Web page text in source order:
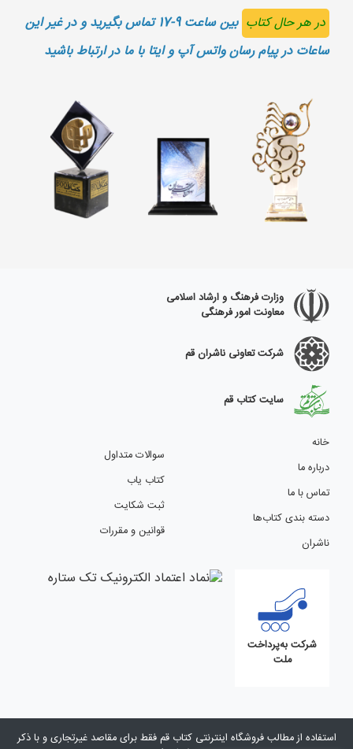
در هر حال کتاب
بین ساعت 9-17 تماس بگیرید و در غیر این
ساعات در پیام رسان واتس آپ و ایتا با ما در ارتباط باشید
خانه
درباره ما
تماس با ما
دسته بندی کتاب‌ها
ناشران
سوالات متداول
کتاب یاب
ثبت شکایت
قوانین و مقررات
وزارت فرهنگ و ارشاد اسلامی
معاونت امور فرهنگی
شرکت تعاونی ناشران قم
سایت کتاب قم
شرکت به‌پرداخت
ملت
استفاده از مطالب فروشگاه اینترنتی کتاب قم فقط برای مقاصد غیرتجاری و با ذکر